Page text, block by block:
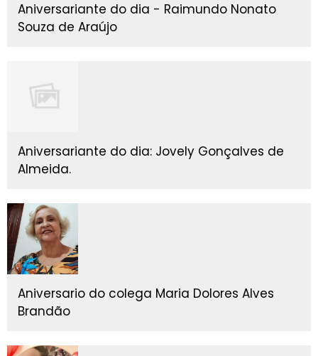
Aniversariante do dia - Raimundo Nonato
Souza de Araújo
Aniversariante do dia: Jovely Gonçalves de
Almeida.
Aniversario do colega Maria Dolores Alves
Brandão